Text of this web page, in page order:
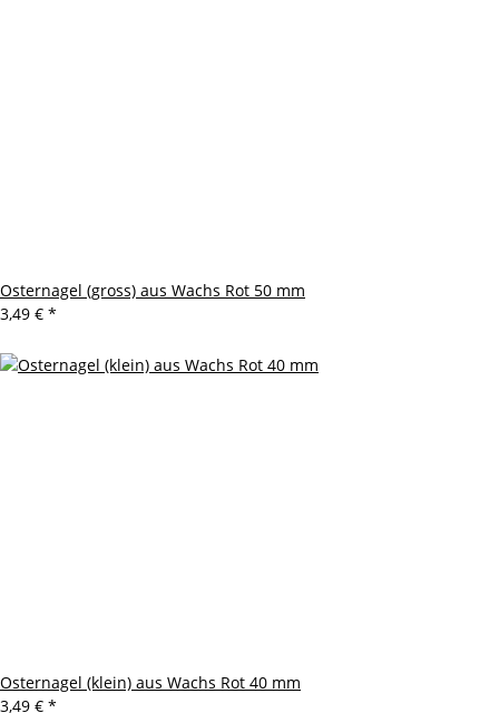
Osternagel (gross) aus Wachs Rot 50 mm
3,49 € *
Osternagel (klein) aus Wachs Rot 40 mm
3,49 € *